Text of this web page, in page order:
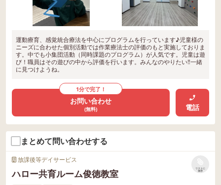
運動療育、感覚統合療法を中心にプログラムを行っています♪児童様の
ニーズに合わせた個別活動では作業療法士の評価のもと実施しておりま
す。中でも小集団活動（同時課題のプログラム）が人気です。児童は遊
び！職員はその遊びの中から評価を行います。みんなのやりたい‼︎一緒
に見つけようね。
1分で完了！
お問い合わせ
(無料) 電話
まとめて問い合わせする
放課後等デイサービス
ハロー共育ルーム俊徳教室
リストに
保存